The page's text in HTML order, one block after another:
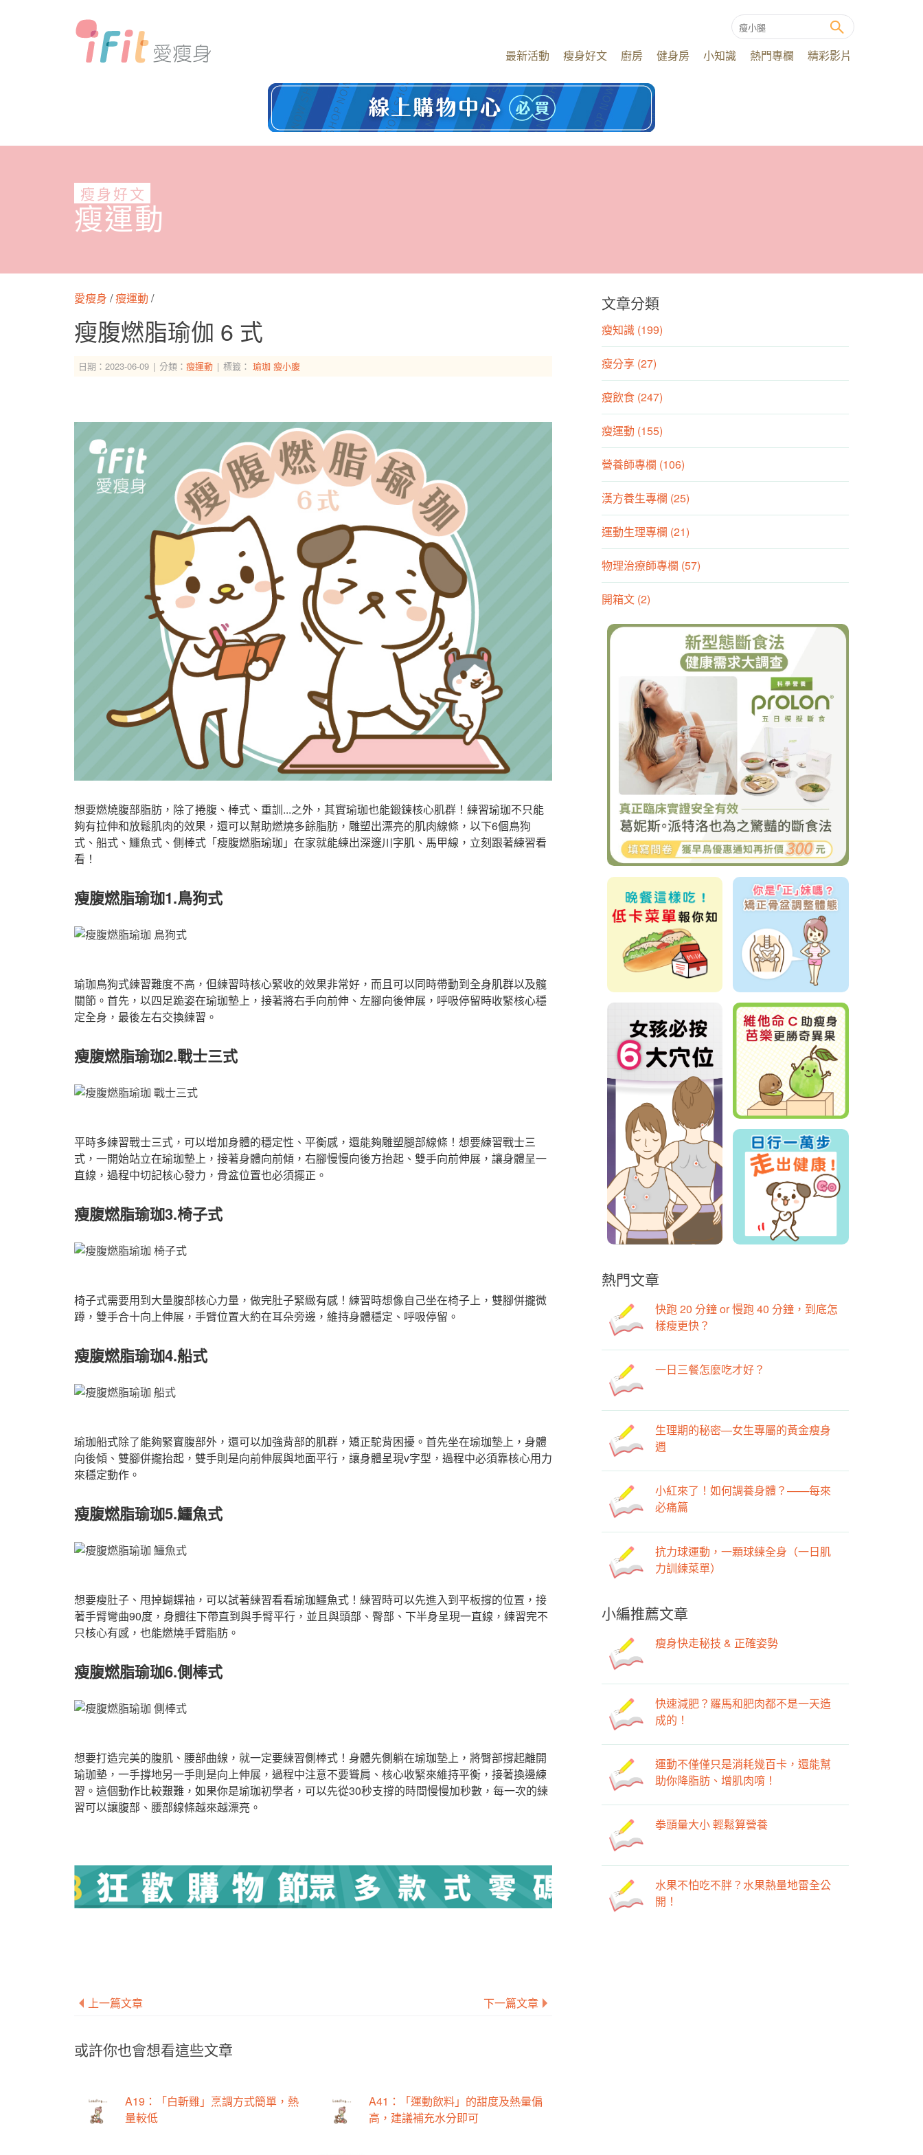
最新活動 瘦身好文 廚房 健身房 小知識 熱門專欄 精彩影片
瘦身好文
瘦運動
愛瘦身 /瘦運動 /
瘦腹燃脂瑜伽 6 式
日期：2023-06-09 分類： 瘦運動 標籤： 瑜珈 瘦小腹
想要燃燒腹部脂肪，除了捲腹、棒式、重訓...之外，其實瑜珈也能鍛鍊核心肌群！練習瑜珈不只能
夠有拉伸和放鬆肌肉的效果，還可以幫助燃燒多餘脂肪，雕塑出漂亮的肌肉線條，以下6個鳥狗
式、船式、鱷魚式、側棒式「瘦腹燃脂瑜珈」在家就能練出深邃川字肌、馬甲線，立刻跟著練習看
看！
瘦腹燃脂瑜珈1.鳥狗式
瑜珈鳥狗式練習難度不高，但練習時核心緊收的效果非常好，而且可以同時帶動到全身肌群以及髖
關節。首先，以四足跪姿在瑜珈墊上，接著將右手向前伸、左腳向後伸展，呼吸停留時收緊核心穩
定全身，最後左右交換練習。
瘦腹燃脂瑜珈2.戰士三式
平時多練習戰士三式，可以增加身體的穩定性、平衡感，還能夠雕塑腿部線條！想要練習戰士三
式，一開始站立在瑜珈墊上，接著身體向前傾，右腳慢慢向後方抬起、雙手向前伸展，讓身體呈一
直線，過程中切記核心發力，骨盆位置也必須擺正。
瘦腹燃脂瑜珈3.椅子式
椅子式需要用到大量腹部核心力量，做完肚子緊緻有感！練習時想像自己坐在椅子上，雙腳併攏微
蹲，雙手合十向上伸展，手臂位置大約在耳朵旁邊，維持身體穩定、呼吸停留。
瘦腹燃脂瑜珈4.船式
瑜珈船式除了能夠緊實腹部外，還可以加強背部的肌群，矯正駝背困擾。首先坐在瑜珈墊上，身體
向後傾、雙腳併攏抬起，雙手則是向前伸展與地面平行，讓身體呈現v字型，過程中必須靠核心用力
來穩定動作。
瘦腹燃脂瑜珈5.鱷魚式
想要瘦肚子、甩掉蝴蝶袖，可以試著練習看看瑜珈鱷魚式！練習時可以先進入到平板撐的位置，接
著手臂彎曲90度，身體往下帶直到與手臂平行，並且與頭部、臀部、下半身呈現一直線，練習完不
只核心有感，也能燃燒手臂脂肪。
瘦腹燃脂瑜珈6.側棒式
想要打造完美的腹肌、腰部曲線，就一定要練習側棒式！身體先側躺在瑜珈墊上，將臀部撐起離開
瑜珈墊，一手撐地另一手則是向上伸展，過程中注意不要聳肩、核心收緊來維持平衡，接著換邊練
習。這個動作比較艱難，如果你是瑜珈初學者，可以先從30秒支撐的時間慢慢加秒數，每一次的練
習可以讓腹部、腰部線條越來越漂亮。
上一篇文章 下一篇文章
或許你也會想看這些文章
A19：「白斬雞」烹調方式簡單，熱
量較低
A41：「運動飲料」的甜度及熱量偏
高，建議補充水分即可
文章分類
瘦知識 (199)
瘦分享 (27)
瘦飲食 (247)
瘦運動 (155)
營養師專欄 (106)
漢方養生專欄 (25)
運動生理專欄 (21)
物理治療師專欄 (57)
開箱文 (2)
熱門文章
快跑 20 分鐘 or 慢跑 40 分鐘，到底怎
樣瘦更快？
一日三餐怎麼吃才好？
生理期的秘密—女生專屬的黃金瘦身
週
小紅來了！如何調養身體？——每來
必痛篇
抗力球運動，一顆球練全身（一日肌
力訓練菜單）
小編推薦文章
瘦身快走秘技 & 正確姿勢
快速減肥？羅馬和肥肉都不是一天造
成的！
運動不僅僅只是消耗幾百卡，還能幫
助你降脂肪、增肌肉唷！
拳頭量大小 輕鬆算營養
水果不怕吃不胖？水果熱量地雷全公
開！